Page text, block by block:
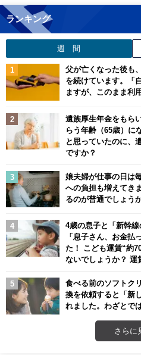
ランキング
週 間
父が亡くなった後も
を続けています。「
ますが、このまま利
遺族厚生年金をもら
らう年齢（65歳）に
と思っていたのに、
ですか？
娘夫婦が仕事の日は
への負担も増えてき
るのが普通でしょう
4歳の息子と「新幹
「息子さん、お金払
た！ こども運賃“約
ないでしょうか？ 運
食べる前のソフトク
換を依頼すると「新
れました。わざとで
さらに